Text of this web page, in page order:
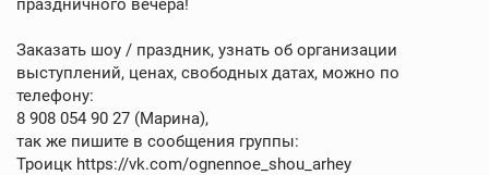
Заказать шоу / праздник, узнать об организации
выступлений, ценах, свободных датах, можно по
телефону:
8 908 054 90 27 (Марина),
так же пишите в сообщения группы:
Троицк https://vk.com/ognennoe_shou_arhey